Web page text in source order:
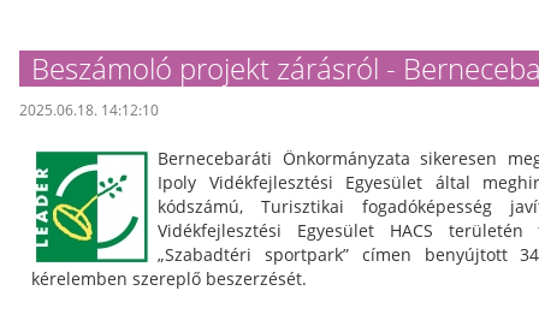
Beszámoló projekt zárásról -
2025.06.18. 14:12:10
Bernecebaráti Önkormányzata sikeresen
Ipoly Vidékfejlesztési Egyesület által
kódszámú, Turisztikai fogadóképesség
Vidékfejlesztési Egyesület HACS
„Szabadtéri sportpark” címen benyújtott
kérelemben szereplő beszerzését.